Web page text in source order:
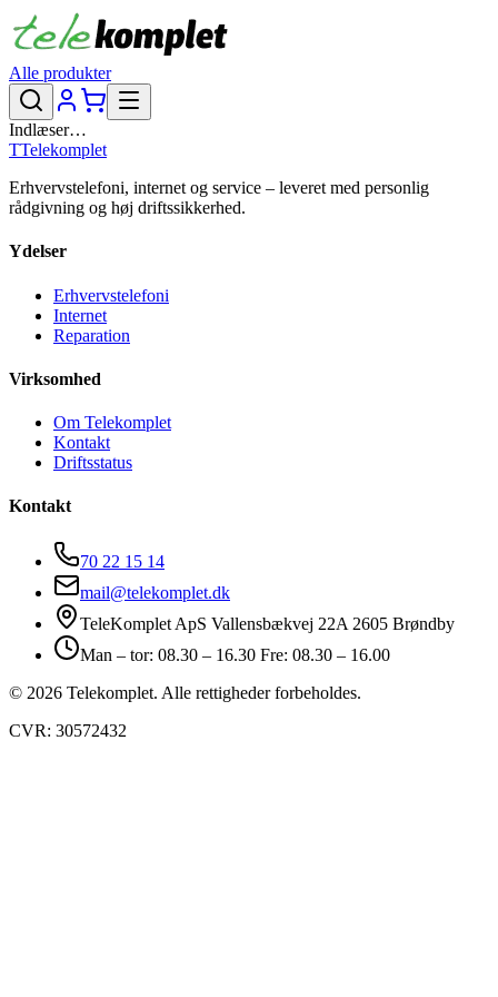
Alle produkter
Indlæser…
TTelekomplet
Erhvervstelefoni, internet og service – leveret med personlig
rådgivning og høj driftssikkerhed.
Ydelser
Erhvervstelefoni
Internet
Reparation
Virksomhed
Om Telekomplet
Kontakt
Driftsstatus
Kontakt
70 22 15 14
mail@telekomplet.dk
TeleKomplet ApS Vallensbækvej 22A 2605 Brøndby
Man – tor: 08.30 – 16.30 Fre: 08.30 – 16.00
© 2026 Telekomplet. Alle rettigheder forbeholdes.
CVR: 30572432